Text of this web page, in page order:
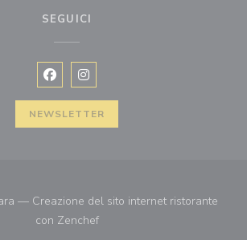
SEGUICI
Facebook ((apre una nuova
Instagram ((apre una nuova
NEWSLETTER
— Creazione del sito internet ristorante
con Zenchef((apre una nuova finestra))